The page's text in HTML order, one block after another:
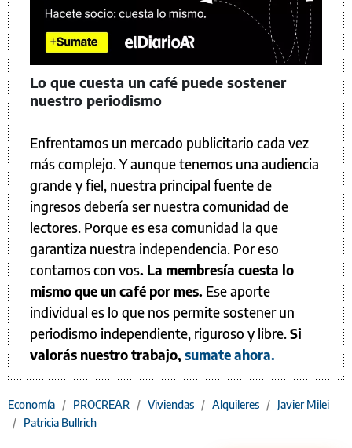
Lo que cuesta un café puede sostener
nuestro periodismo
Enfrentamos un mercado publicitario cada vez
más complejo. Y aunque tenemos una audiencia
grande y fiel, nuestra principal fuente de
ingresos debería ser nuestra comunidad de
lectores. Porque es esa comunidad la que
garantiza nuestra independencia. Por eso
contamos con vos. La membresía cuesta lo
mismo que un café por mes. Ese aporte
individual es lo que nos permite sostener un
periodismo independiente, riguroso y libre.Si
valorás nuestro trabajo, sumate ahora.
Economía / PROCREAR / Viviendas / Alquileres / Javier Milei
/ Patricia Bullrich